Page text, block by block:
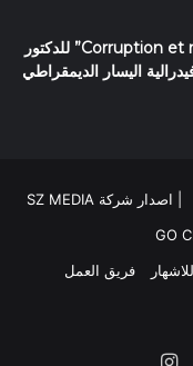
قراءة في كتاب: “Corruption et rente” للدكتور
اليسار الديمقراطي
© حقوق النشر 2026، جميع الحقوق محفوظة | اصدار شركة SZ MEDIA
GO
للاشهار
فريق العمل